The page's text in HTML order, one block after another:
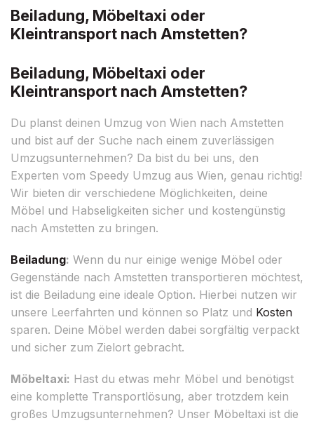
Beiladung, Möbeltaxi oder
Kleintransport nach Amstetten?
Beiladung, Möbeltaxi oder
Kleintransport nach Amstetten?
Du planst deinen Umzug von Wien nach Amstetten
und bist auf der Suche nach einem zuverlässigen
Umzugsunternehmen? Da bist du bei uns, den
Experten vom Speedy Umzug aus Wien, genau richtig!
Wir bieten dir verschiedene Möglichkeiten, deine
Möbel und Habseligkeiten sicher und kostengünstig
nach Amstetten zu bringen.
Beiladung: Wenn du nur einige wenige Möbel oder
Gegenstände nach Amstetten transportieren möchtest,
ist die Beiladung eine ideale Option. Hierbei nutzen wir
unsere Leerfahrten und können so Platz und Kosten
sparen. Deine Möbel werden dabei sorgfältig verpackt
und sicher zum Zielort gebracht.
Möbeltaxi: Hast du etwas mehr Möbel und benötigst
eine komplette Transportlösung, aber trotzdem kein
großes Umzugsunternehmen? Unser Möbeltaxi ist die